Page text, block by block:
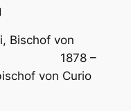
Bischof von
–
von Curio